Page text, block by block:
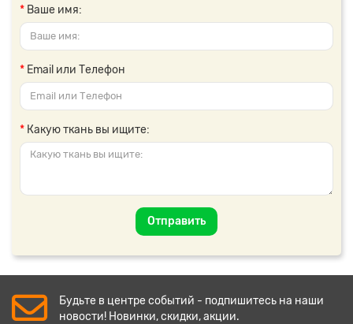
Ваше имя:
Email или Телефон
Какую ткань вы ищите:
Отправить
Будьте в центре событий - подпишитесь на наши
новости! Новинки, скидки, акции.